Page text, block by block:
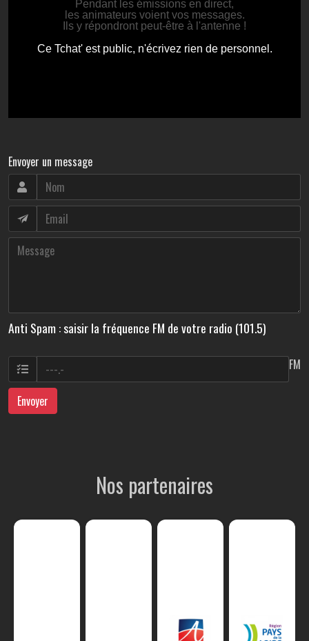
Envoyer un message
Anti Spam : saisir la fréquence FM de votre radio (101.5)
FM
Envoyer
Nos partenaires